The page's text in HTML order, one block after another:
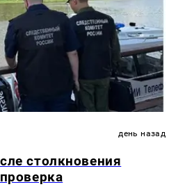
день назад
столкновения